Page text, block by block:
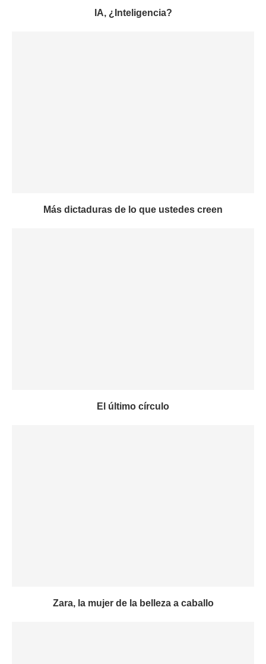
IA, ¿Inteligencia?
Más dictaduras de lo que ustedes creen
El último círculo
Zara, la mujer de la belleza a caballo